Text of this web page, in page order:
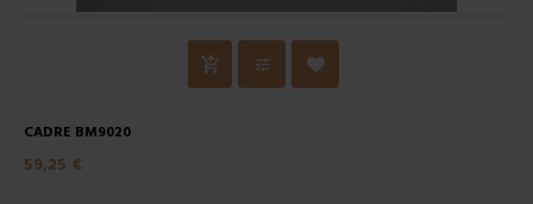
CADRE BM9020
59,25 €